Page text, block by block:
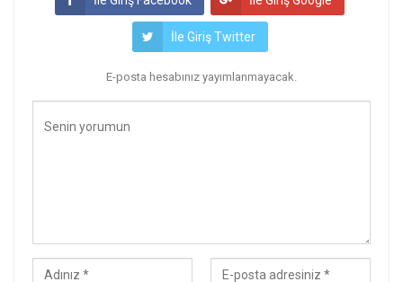
İle Giriş Twitter
E-posta hesabınız yayımlanmayacak.